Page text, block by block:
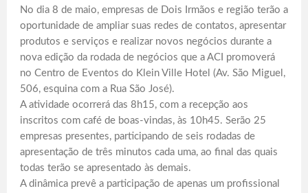
No dia 8 de maio, empresas de Dois Irmãos e região terão a
oportunidade de ampliar suas redes de contatos, apresentar
produtos e serviços e realizar novos negócios durante a
nova edição da rodada de negócios que a ACI promoverá
no Centro de Eventos do Klein Ville Hotel (Av. São Miguel,
506, esquina com a Rua São José).
A atividade ocorrerá das 8h15, com a recepção aos
inscritos com café de boas-vindas, às 10h45. Serão 25
empresas presentes, participando de seis rodadas de
apresentação de três minutos cada uma, ao final das quais
todas terão se apresentado às demais.
A dinâmica prevê a participação de apenas um profissional